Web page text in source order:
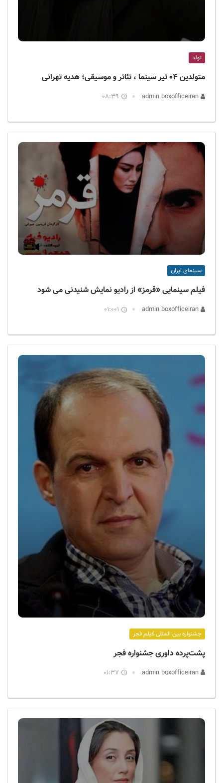
تولد
متولدین ۰۴ تیر سینما ، تئاتر و موسیقی؛ هدیه تهرانی
08:39
سینمای ایران
فیلم سینمایی «قرمز» از رادیو نمایش شنیدنی می شود
01:001
جشنواره بین المللی فیلم فجر
پشت‌پرده داوری جشنواره فجر
01:37